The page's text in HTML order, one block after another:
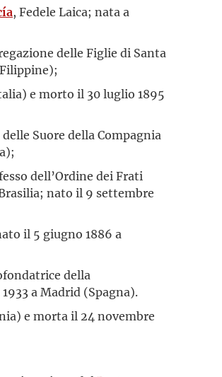
, Fedele Laica; nata a
delle Figlie di Santa
e morto il 30 luglio 1895
Suore della Compagnia
dell’Ordine dei Frati
nato il 9 settembre
il 5 giugno 1886 a
della
a Madrid (Spagna).
e morta il 24 novembre